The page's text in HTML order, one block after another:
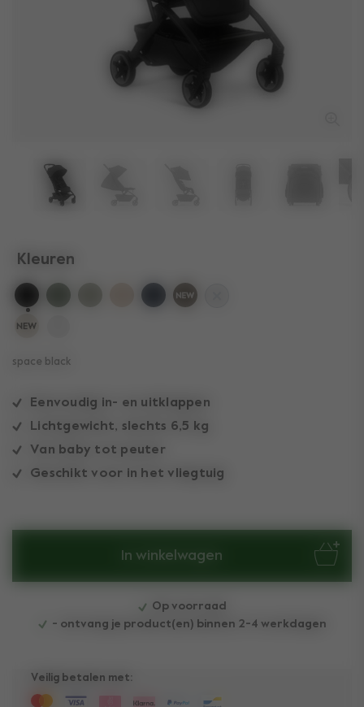
Eenvoudig in- en uitklappen
Lichtgewicht, slechts 6,5 kg
Van baby tot peuter
Geschikt voor in het vliegtuig
Kleuren
geselecteerd
space black
In winkelwagen
Op voorraad
- ontvang je product(en) binnen 2-4 werkdagen
Veilig betalen met: